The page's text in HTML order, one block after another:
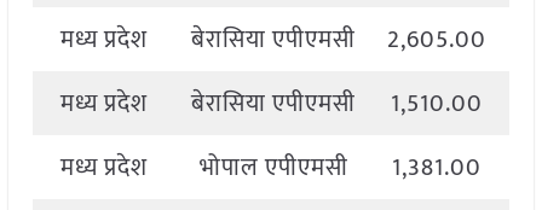
मध्य प्रदेश बेरासिया एपीएमसी 2,605.00
मध्य प्रदेश
बेरासिया एपीएमसी 1,510.00
मध्य प्रदेश
भोपाल एपीएमसी 1,381.00